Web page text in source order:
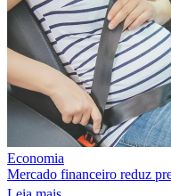
Economia
Mercado financeiro reduz